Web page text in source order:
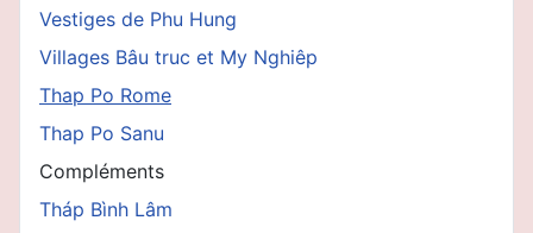
Vestiges de Phu Hung
Villages Bâu truc et My Nghiêp
Thap Po Rome
Thap Po Sanu
Compléments
Tháp Bình Lâm